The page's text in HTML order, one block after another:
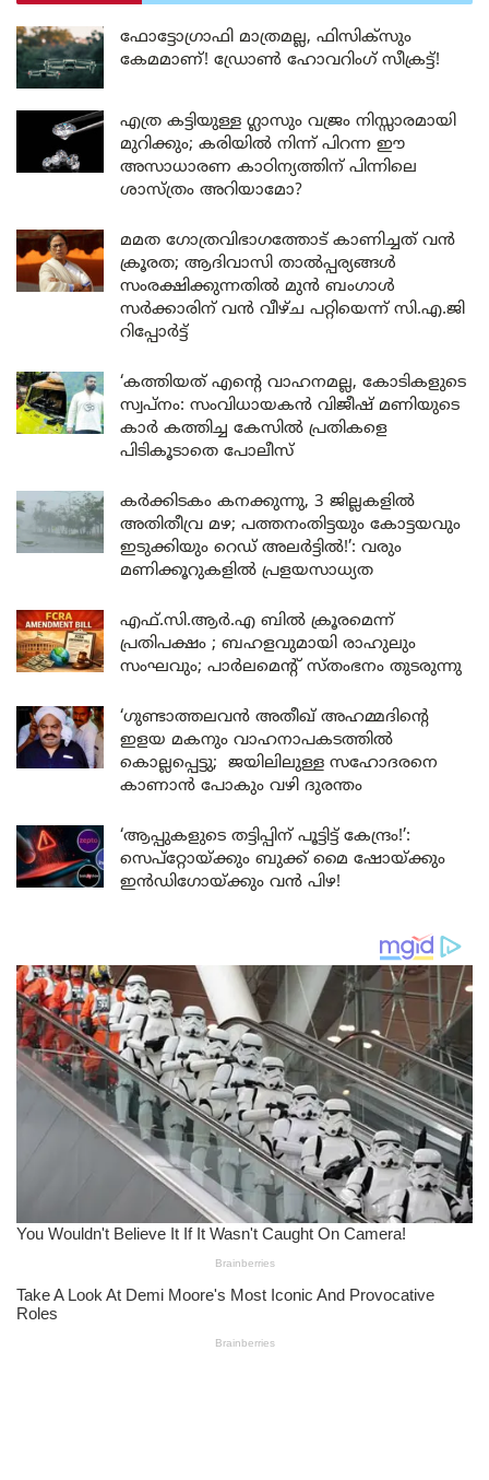
ഫോട്ടോഗ്രാഫി മാത്രമല്ല, ഫിസിക്സും
കേമമാണ്! ഡ്രോൺ ഹോവറിംഗ് സീക്രട്ട്!
എത്ര കട്ടിയുള്ള ഗ്ലാസും വജ്രം നിസ്സാരമായി
മുറിക്കും; കരിയിൽ നിന്ന് പിറന്ന ഈ
അസാധാരണ കാഠിന്യത്തിന് പിന്നിലെ
ശാസ്ത്രം അറിയാമോ?
മമത ഗോത്രവിഭാഗത്തോട് കാണിച്ചത് വൻ
ക്രൂരത; ആദിവാസി താൽപ്പര്യങ്ങൾ
സംരക്ഷിക്കുന്നതിൽ മുൻ ബംഗാൾ
സർക്കാരിന് വൻ വീഴ്ച പറ്റിയെന്ന് സി.എ.ജി
റിപ്പോർട്ട്
‘കത്തിയത് എന്റെ വാഹനമല്ല, കോടികളുടെ
സ്വപ്നം: സംവിധായകൻ വിജീഷ് മണിയുടെ
കാർ കത്തിച്ച കേസിൽ പ്രതികളെ
പിടികൂടാതെ പോലീസ്
കർക്കിടകം കനക്കുന്നു, 3 ജില്ലകളിൽ
അതിതീവ്ര മഴ; പത്തനംതിട്ടയും കോട്ടയവും
ഇടുക്കിയും റെഡ് അലർട്ടിൽ!’: വരും
മണിക്കൂറുകളിൽ പ്രളയസാധ്യത
എഫ്.സി.ആർ.എ ബിൽ ക്രൂരമെന്ന്
പ്രതിപക്ഷം ; ബഹളവുമായി രാഹുലും
സംഘവും; പാർലമെന്റ് സ്തംഭനം തുടരുന്നു
‘ഗുണ്ടാത്തലവൻ അതീഖ് അഹമ്മദിന്റെ
ഇളയ മകനും വാഹനാപകടത്തിൽ
കൊല്ലപ്പെട്ടു; ജയിലിലുള്ള സഹോദരനെ
കാണാൻ പോകും വഴി ദുരന്തം
‘ആപ്പുകളുടെ തട്ടിപ്പിന് പൂട്ടിട്ട് കേന്ദ്രം!’:
സെപ്റ്റോയ്ക്കും ബുക്ക് മൈ ഷോയ്ക്കും
ഇൻഡിഗോയ്ക്കും വൻ പിഴ!